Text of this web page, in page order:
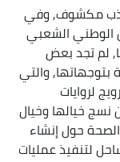
مكشوف, وفي
الشعبي
لم تجد بعض
والتي
لروايات
خيالها وخيال
حول إنشاء
لتنفيذ عمليات